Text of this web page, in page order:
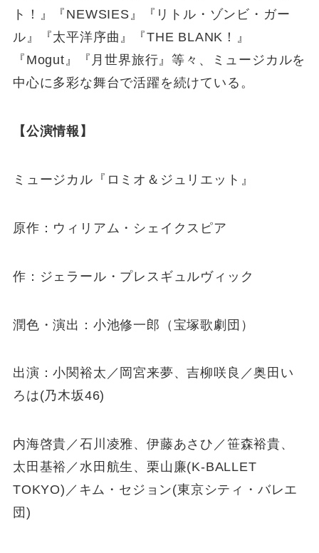
ト！』『NEWSIES』『リトル・ゾンビ・ガー
ル』『太平洋序曲』『THE BLANK！』
『Mogut』『月世界旅行』等々、ミュージカルを
中心に多彩な舞台で活躍を続けている。
【公演情報】
ミュージカル『ロミオ＆ジュリエット』
原作：ウィリアム・シェイクスピア
作：ジェラール・プレスギュルヴィック
潤色・演出：小池修一郎（宝塚歌劇団）
出演：小関裕太／岡宮来夢、吉柳咲良／奥田い
ろは(乃木坂46)
内海啓貴／石川凌雅、伊藤あさひ／笹森裕貴、
太田基裕／水田航生、栗山廉(K-BALLET
TOKYO)／キム・セジョン(東京シティ・バレエ
団)